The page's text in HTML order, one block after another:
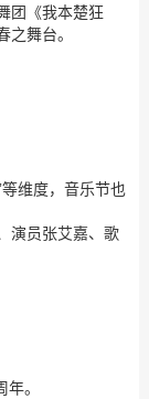
团《我本楚狂
之舞台。
等维度，音乐节也
演员张艾嘉、歌
。